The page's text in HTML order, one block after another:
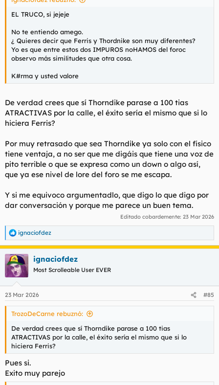
EL TRUCO, si jejeje
No te entiendo amego.
¿ Quieres decir que Ferris y Thordnike son muy diferentes?
Yo es que entre estos dos IMPUROS noHAMOS del foroc
observo más similitudes que otra cosa.
K#rma y usted valore
De verdad crees que sí Thorndike parase a 100 tias
ATRACTIVAS por la calle, el éxito sería el mismo que si lo
hiciera Ferris?
Por muy retrasado que sea Thorndike ya solo con el físico
tiene ventaja, a no ser que me digáis que tiene una voz de
pito terrible o que se expresa como un down o algo así,
que ya ese nivel de lore del foro se me escapa.
Y si me equivoco argumentadlo, que digo lo que digo por
dar conversación y porque me parece un buen tema.
Editado cobardemente: 23 Mar 2026
R
e
a
c
c
i
e
s
ignaciofdez
ignaciofdez
Most Scrolleable User EVER
23 Mar 2026 #85
TrozoDeCarne rebuznó:
De verdad crees que sí Thorndike parase a 100 tias
ATRACTIVAS por la calle, el éxito sería el mismo que si lo
hiciera Ferris?
Pues si.
Exito muy parejo